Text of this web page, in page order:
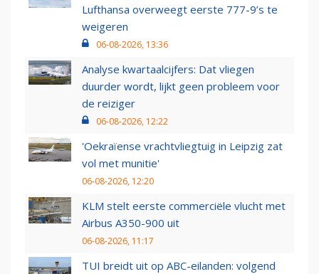
Lufthansa overweegt eerste 777-9’s te
weigeren
06-08-2026, 13:36
Analyse kwartaalcijfers: Dat vliegen
duurder wordt, lijkt geen probleem voor
de reiziger
06-08-2026, 12:22
'Oekraïense vrachtvliegtuig in Leipzig zat
vol met munitie'
06-08-2026, 12:20
KLM stelt eerste commerciële vlucht met
Airbus A350-900 uit
06-08-2026, 11:17
TUI breidt uit op ABC-eilanden: volgend